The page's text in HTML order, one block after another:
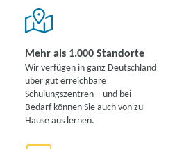
Mehr als 1.000 Standorte
Wir verfügen in ganz Deutschland
über gut erreichbare
Schulungszentren – und bei
Bedarf können Sie auch von zu
Hause aus lernen.